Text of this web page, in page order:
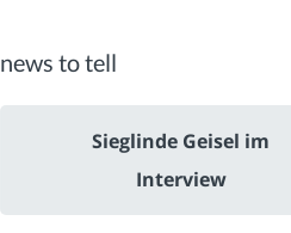
news to tell
Sieglinde Geisel im
Interview